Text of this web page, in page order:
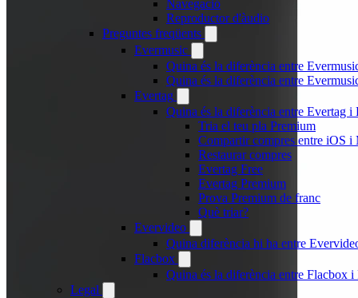
Navegació
Reproductor d'àudio
Preguntes freqüents
Evermusic
Quina és la diferència entre
Quina és la diferència entre
Evertag
Quina és la diferència entre Evertag i
Tria el teu pla Premium
Compartir compres entre iOS i
Restaurar compres
Evertag Free
Evertag Premium
Prova Premium de franc
Què triar?
Evervideo
Quina diferència hi ha entre
Flacbox
Quina és la diferència entre Flacbox
Legal